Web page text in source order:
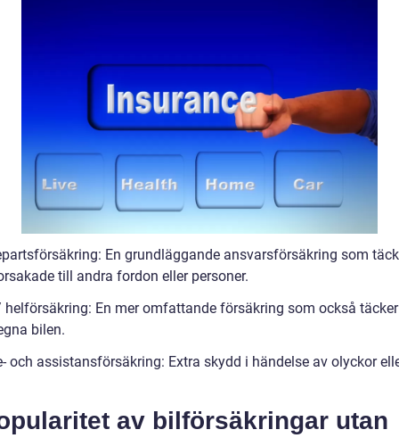
En grundläggande ansvarsförsäkring som
till andra fordon eller personer.
En mer omfattande försäkring som också
bilen.
och assistansförsäkring: Extra skydd i händelse av olyckor
av bilförsäkringar utan